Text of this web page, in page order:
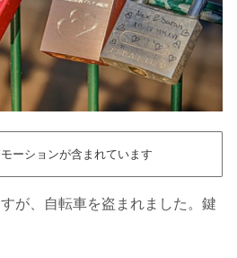
ーションが含まれています
が、自転車を盗まれました。鍵